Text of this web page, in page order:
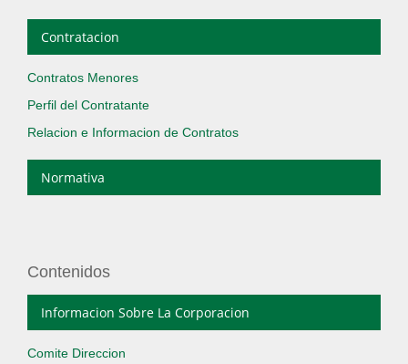
Contratacion
Contratos Menores
Perfil del Contratante
Relacion e Informacion de Contratos
Normativa
Contenidos
Informacion Sobre La Corporacion
Comite Direccion